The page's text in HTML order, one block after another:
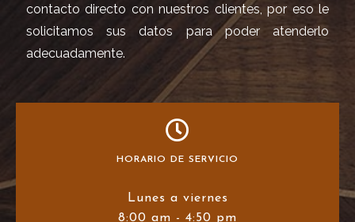
contacto directo con nuestros clientes, por eso le
solicitamos sus datos para poder atenderlo
adecuadamente.
HORARIO DE SERVICIO
Lunes a viernes
8:00 am - 4:50 pm